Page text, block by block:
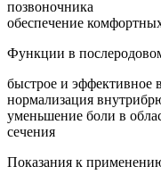
позвоночника
обеспечение
Функции в
быстрое и эффективное
нормализация
уменьшение боли в
сечения
Показания к